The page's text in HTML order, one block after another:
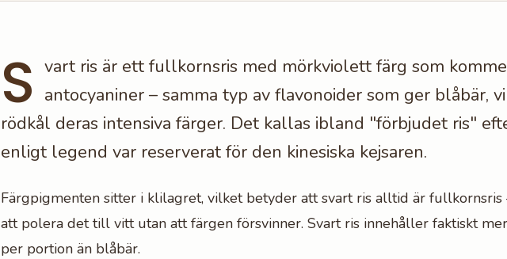
S vart ris är ett fullkornsris med mörkviolett färg som
antocyaniner – samma typ av flavonoider som ger blåbär,
rödkål deras intensiva färger. Det kallas ibland "förbjudet ris"
enligt legend var reserverat för den kinesiska kejsaren.
Färgpigmenten sitter i klilagret, vilket betyder att svart ris alltid är fullkornsris
att polera det till vitt utan att färgen försvinner. Svart ris innehåller faktiskt
per portion än blåbär.